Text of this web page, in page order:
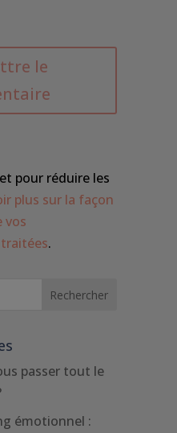
le
pour réduire les
plus sur la façon
vos
.
passer tout le
émotionnel :